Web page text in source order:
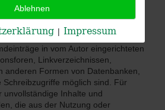
hiermit ausdrücklich von allen
Seiten, die nach der
Diese Feststellung gilt für alle
gesetzten Links und
in vom Autor eingerichteten
Linkverzeichnissen,
anderen Formen von Datenbanken,
möglich sind. Für
unvollständige Inhalte und
die aus der Nutzung oder
Ablehnen
| Impressum